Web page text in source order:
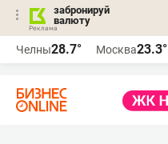
забронируй
валюту
Челны28.7° Москва23.3°